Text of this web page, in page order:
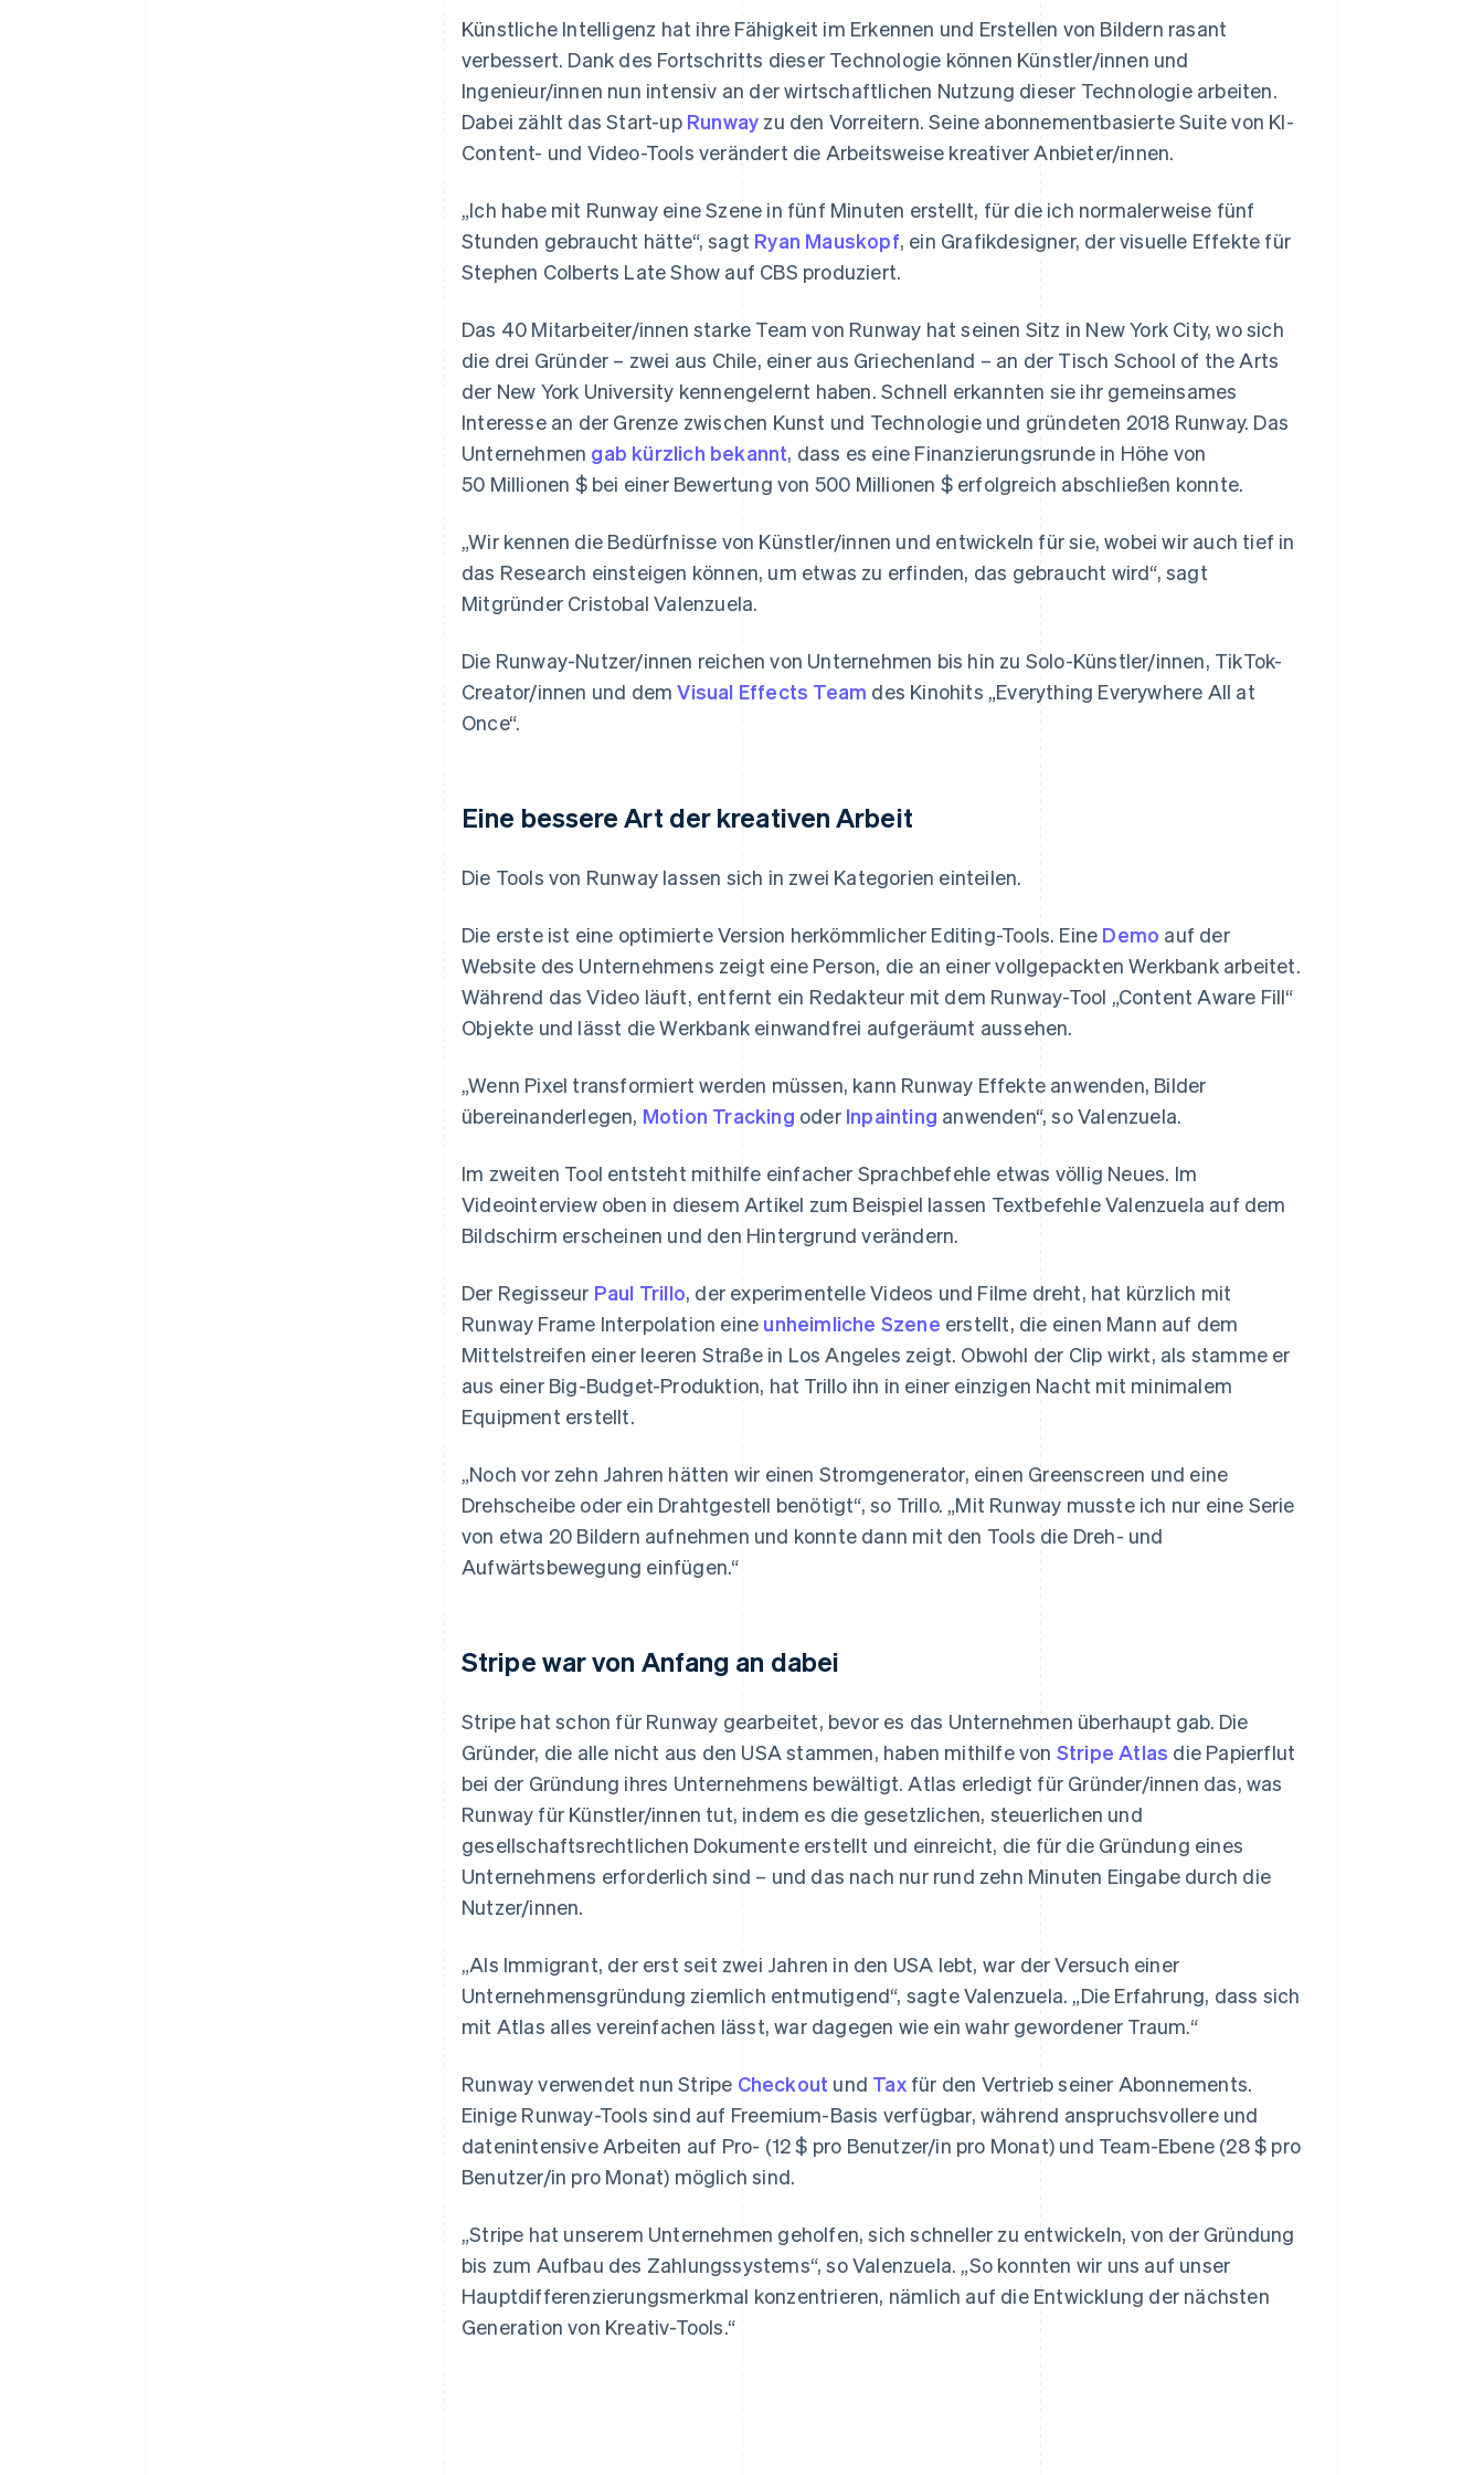
Künstliche Intelligenz hat ihre Fähigkeit im Erkennen und Erstellen von Bildern rasant
verbessert. Dank des Fortschritts dieser Technologie können Künstler/innen und
Ingenieur/innen nun intensiv an der wirtschaftlichen Nutzung dieser Technologie arbeiten.
Dabei zählt das Start-up Runway zu den Vorreitern. Seine abonnementbasierte Suite von KI-
Content- und Video-Tools verändert die Arbeitsweise kreativer Anbieter/innen.
„Ich habe mit Runway eine Szene in fünf Minuten erstellt, für die ich normalerweise fünf
Stunden gebraucht hätte“, sagt Ryan Mauskopf, ein Grafikdesigner, der visuelle Effekte für
Stephen Colberts Late Show auf CBS produziert.
Das 40 Mitarbeiter/innen starke Team von Runway hat seinen Sitz in New York City, wo sich
die drei Gründer – zwei aus Chile, einer aus Griechenland – an der Tisch School of the Arts
der New York University kennengelernt haben. Schnell erkannten sie ihr gemeinsames
Interesse an der Grenze zwischen Kunst und Technologie und gründeten 2018 Runway. Das
Unternehmen gab kürzlich bekannt, dass es eine Finanzierungsrunde in Höhe von
50 Millionen $ bei einer Bewertung von 500 Millionen $ erfolgreich abschließen konnte.
„Wir kennen die Bedürfnisse von Künstler/innen und entwickeln für sie, wobei wir auch tief in
das Research einsteigen können, um etwas zu erfinden, das gebraucht wird“, sagt
Mitgründer Cristobal Valenzuela.
Die Runway-Nutzer/innen reichen von Unternehmen bis hin zu Solo-Künstler/innen, TikTok-
Creator/innen und demVisual Effects Team des Kinohits „Everything Everywhere All at
Once“.
Eine bessere Art der kreativen Arbeit
Die Tools von Runway lassen sich in zwei Kategorien einteilen.
Die erste ist eine optimierte Version herkömmlicher Editing-Tools. Eine Demo auf der
Website des Unternehmens zeigt eine Person, die an einer vollgepackten Werkbank arbeitet.
Während das Video läuft, entfernt ein Redakteur mit dem Runway-Tool „Content Aware Fill“
Objekte und lässt die Werkbank einwandfrei aufgeräumt aussehen.
„Wenn Pixel transformiert werden müssen, kann Runway Effekte anwenden, Bilder
übereinanderlegen, Motion Tracking oder Inpainting anwenden“, so Valenzuela.
Im zweiten Tool entsteht mithilfe einfacher Sprachbefehle etwas völlig Neues. Im
Videointerview oben in diesem Artikel zum Beispiel lassen Textbefehle Valenzuela auf dem
Bildschirm erscheinen und den Hintergrund verändern.
Der Regisseur Paul Trillo, der experimentelle Videos und Filme dreht, hat kürzlich mit
Runway Frame Interpolation eine unheimliche Szene erstellt, die einen Mann auf dem
Mittelstreifen einer leeren Straße in Los Angeles zeigt. Obwohl der Clip wirkt, als stamme er
aus einer Big-Budget-Produktion, hat Trillo ihn in einer einzigen Nacht mit minimalem
Equipment erstellt.
„Noch vor zehn Jahren hätten wir einen Stromgenerator, einen Greenscreen und eine
Drehscheibe oder ein Drahtgestell benötigt“, so Trillo. „Mit Runway musste ich nur eine Serie
von etwa 20 Bildern aufnehmen und konnte dann mit den Tools die Dreh- und
Aufwärtsbewegung einfügen.“
Stripe war von Anfang an dabei
Stripe hat schon für Runway gearbeitet, bevor es das Unternehmen überhaupt gab. Die
Gründer, die alle nicht aus den USA stammen, haben mithilfe von Stripe Atlas die Papierflut
bei der Gründung ihres Unternehmens bewältigt. Atlas erledigt für Gründer/innen das, was
Runway für Künstler/innen tut, indem es die gesetzlichen, steuerlichen und
gesellschaftsrechtlichen Dokumente erstellt und einreicht, die für die Gründung eines
Unternehmens erforderlich sind – und das nach nur rund zehn Minuten Eingabe durch die
Nutzer/innen.
„Als Immigrant, der erst seit zwei Jahren in den USA lebt, war der Versuch einer
Unternehmensgründung ziemlich entmutigend“, sagte Valenzuela. „Die Erfahrung, dass sich
mit Atlas alles vereinfachen lässt, war dagegen wie ein wahr gewordener Traum.“
Runway verwendet nun Stripe Checkout und Taxfür den Vertrieb seiner Abonnements.
Einige Runway-Tools sind auf Freemium-Basis verfügbar, während anspruchsvollere und
datenintensive Arbeiten auf Pro- (12 $ pro Benutzer/in pro Monat) und Team-Ebene (28 $ pro
Benutzer/in pro Monat) möglich sind.
„Stripe hat unserem Unternehmen geholfen, sich schneller zu entwickeln, von der Gründung
bis zum Aufbau des Zahlungssystems“, so Valenzuela. „So konnten wir uns auf unser
Hauptdifferenzierungsmerkmal konzentrieren, nämlich auf die Entwicklung der nächsten
Generation von Kreativ-Tools.“